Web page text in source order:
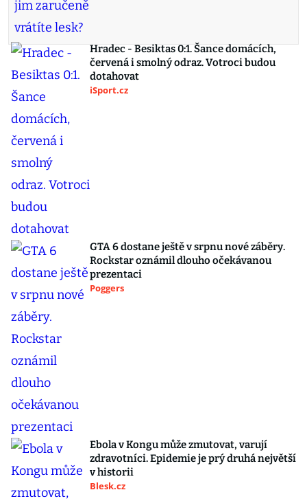
Hradec - Besiktas 0:1. Šance domácích,
červená i smolný odraz. Votroci budou
dotahovat
iSport.cz
GTA 6 dostane ještě v srpnu nové záběry.
Rockstar oznámil dlouho očekávanou
prezentaci
Poggers
Ebola v Kongu může zmutovat, varují
zdravotníci. Epidemie je prý druhá největší
v historii
Blesk.cz